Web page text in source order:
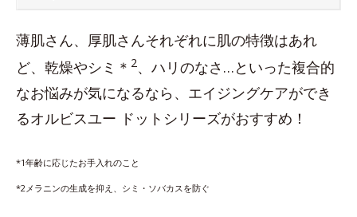
薄肌さん、厚肌さんそれぞれに肌の特徴はあれ
ど、乾燥やシミ＊ 2、ハリのなさ…といった複合的
なお悩みが気になるなら、エイジングケアができ
るオルビスユー ドットシリーズがおすすめ！
*1年齢に応じたお手入れのこと
*2メラニンの生成を抑え、シミ・ソバカスを防ぐ